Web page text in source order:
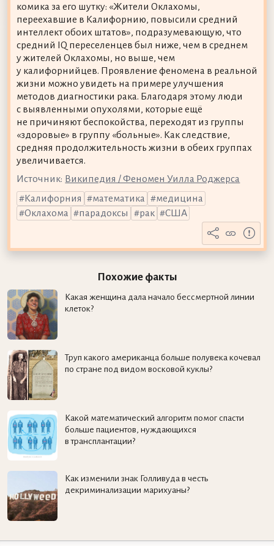
комика за его шутку: «Жители Оклахомы,
переехавшие в Калифорнию, повысили средний
интеллект обоих штатов», подразумевающую, что
средний IQ переселенцев был ниже, чем в среднем
у жителей Оклахомы, но выше, чем
у калифорнийцев. Проявление феномена в реальной
жизни можно увидеть на примере улучшения
методов диагностики рака. Благодаря этому люди
с выявленными опухолями, которые ещё
не причиняют беспокойства, переходят из группы
«здоровые» в группу «больные». Как следствие,
средняя продолжительность жизни в обеих группах
увеличивается.
Источник: Википедия / Феномен Уилла Роджерса
Калифорния
математика
медицина
Оклахома
парадоксы рак США
Похожие факты
Какая женщина дала начало бессмертной линии
клеток?
Труп какого американца больше полувека кочевал
по стране под видом восковой куклы?
Какой математический алгоритм помог спасти
больше пациентов, нуждающихся
в трансплантации?
Как изменили знак Голливуда в честь
декриминализации марихуаны?